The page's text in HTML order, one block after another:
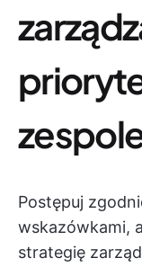
Postępuj
wskazówkami,
strategię